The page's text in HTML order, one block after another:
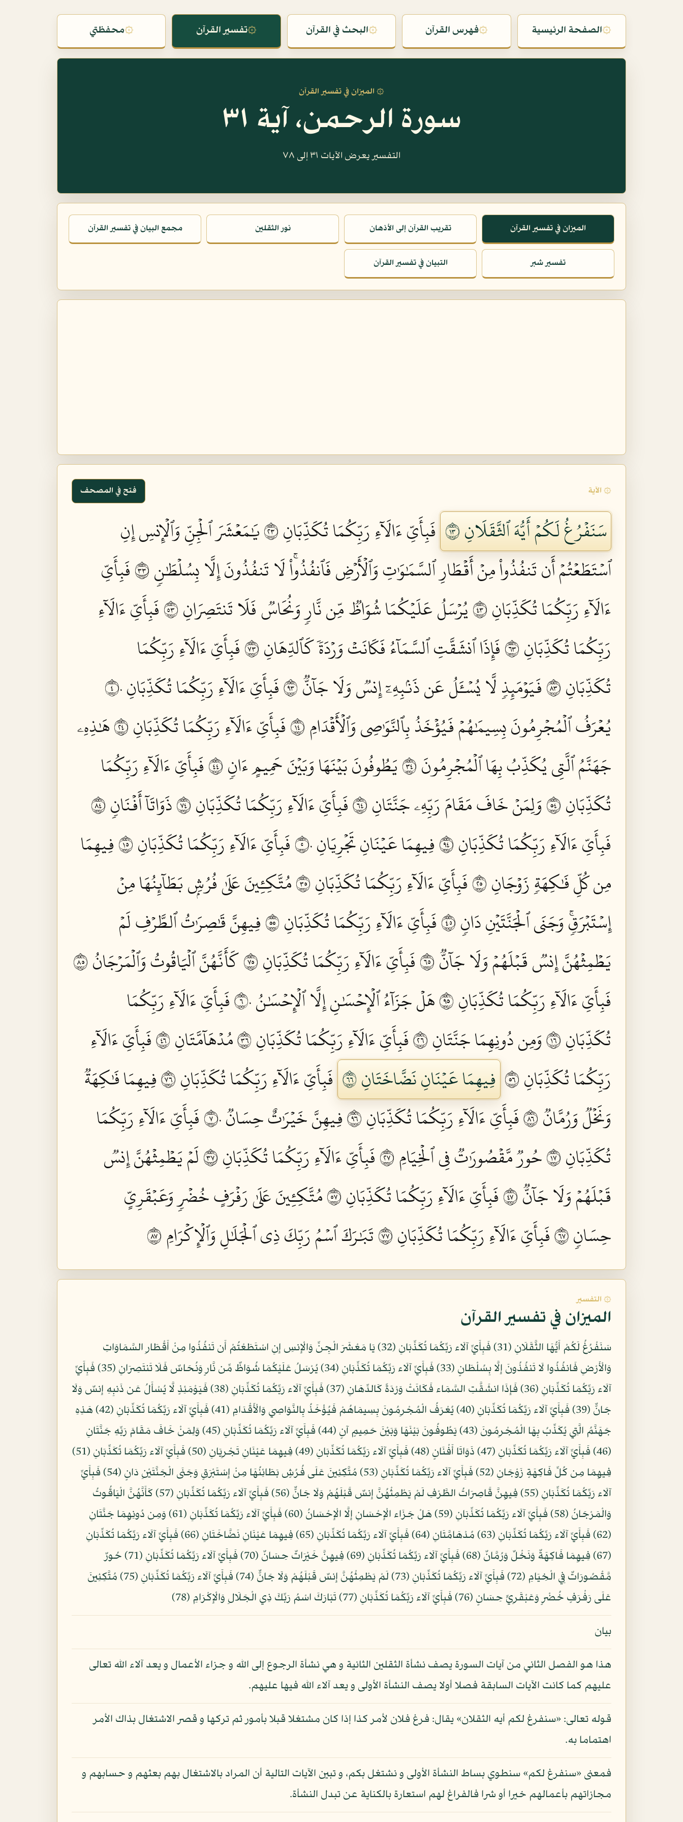
۞الصفحة الرئيسية ۞فهرس القرآن ۞البحث في القرآن ۞تفسير القرآن ۞محفظتي
۞ الميزان في تفسير القرآن
سورة الرحمن، آية ٣١
التفسير يعرض الآيات ٣١ إلى ٧٨
الميزان في تفسير القرآن تقريب القرآن إلى الأذهان نور الثقلين مجمع البيان في تفسير القرآن
تفسير شبر التبيان في تفسير القرآن
۞ الآية فتح في المصحف
سَنَفۡرُغُ لَكُمۡ أَيُّهَ ٱلثَّقَلَانِ ٣١ فَبِأَيِّ ءَالَآءِ رَبِّكُمَا تُكَذِّبَانِ ٣٢
يَٰمَعۡشَرَ ٱلۡجِنِّ وَٱلۡإِنسِ إِنِ
ٱسۡتَطَعۡتُمۡ أَن تَنفُذُواْ مِنۡ أَقۡطَارِ ٱلسَّمَٰوَٰتِ وَٱلۡأَرۡضِ فَٱنفُذُواْۚ لَا تَنفُذُونَ إِلَّا بِسُلۡطَٰنٖ ٣٣
فَبِأَيِّ
ءَالَآءِ رَبِّكُمَا تُكَذِّبَانِ ٣٤
يُرۡسَلُ عَلَيۡكُمَا شُوَاظٞ مِّن نَّارٖ وَنُحَاسٞ فَلَا تَنتَصِرَانِ ٣٥
فَبِأَيِّ ءَالَآءِ
رَبِّكُمَا تُكَذِّبَانِ ٣٦
فَإِذَا ٱنشَقَّتِ ٱلسَّمَآءُ فَكَانَتۡ وَرۡدَةٗ كَٱلدِّهَانِ ٣٧
فَبِأَيِّ ءَالَآءِ رَبِّكُمَا
تُكَذِّبَانِ ٣٨
فَيَوۡمَئِذٖ لَّا يُسۡـَٔلُ عَن ذَنۢبِهِۦٓ إِنسٞ وَلَا جَآنّٞ ٣٩
فَبِأَيِّ ءَالَآءِ رَبِّكُمَا تُكَذِّبَانِ ٤٠
يُعۡرَفُ ٱلۡمُجۡرِمُونَ بِسِيمَٰهُمۡ فَيُؤۡخَذُ بِٱلنَّوَٰصِي وَٱلۡأَقۡدَامِ ٤١
فَبِأَيِّ ءَالَآءِ رَبِّكُمَا تُكَذِّبَانِ ٤٢
هَٰذِهِۦ
جَهَنَّمُ ٱلَّتِي يُكَذِّبُ بِهَا ٱلۡمُجۡرِمُونَ ٤٣
يَطُوفُونَ بَيۡنَهَا وَبَيۡنَ حَمِيمٍ ءَانٖ ٤٤
فَبِأَيِّ ءَالَآءِ رَبِّكُمَا
تُكَذِّبَانِ ٤٥
وَلِمَنۡ خَافَ مَقَامَ رَبِّهِۦ جَنَّتَانِ ٤٦ فَبِأَيِّ ءَالَآءِ رَبِّكُمَا تُكَذِّبَانِ ٤٧
ذَوَاتَآ أَفۡنَانٖ ٤٨
فَبِأَيِّ ءَالَآءِ رَبِّكُمَا تُكَذِّبَانِ ٤٩
فِيهِمَا عَيۡنَانِ تَجۡرِيَانِ ٥٠ فَبِأَيِّ ءَالَآءِ رَبِّكُمَا تُكَذِّبَانِ ٥١
فِيهِمَا
مِن كُلِّ فَٰكِهَةٖ زَوۡجَانِ ٥٢
فَبِأَيِّ ءَالَآءِ رَبِّكُمَا تُكَذِّبَانِ ٥٣
مُتَّكِـِٔينَ عَلَىٰ فُرُشِۭ بَطَآئِنُهَا مِنۡ
إِسۡتَبۡرَقٖۚ وَجَنَى ٱلۡجَنَّتَيۡنِ دَانٖ ٥٤
فَبِأَيِّ ءَالَآءِ رَبِّكُمَا تُكَذِّبَانِ ٥٥
فِيهِنَّ قَٰصِرَٰتُ ٱلطَّرۡفِ لَمۡ
يَطۡمِثۡهُنَّ إِنسٞ قَبۡلَهُمۡ وَلَا جَآنّٞ ٥٦
فَبِأَيِّ ءَالَآءِ رَبِّكُمَا تُكَذِّبَانِ ٥٧
كَأَنَّهُنَّ ٱلۡيَاقُوتُ وَٱلۡمَرۡجَانُ ٥٨
فَبِأَيِّ ءَالَآءِ رَبِّكُمَا تُكَذِّبَانِ ٥٩
هَلۡ جَزَآءُ ٱلۡإِحۡسَٰنِ إِلَّا ٱلۡإِحۡسَٰنُ ٦٠
فَبِأَيِّ ءَالَآءِ رَبِّكُمَا
تُكَذِّبَانِ ٦١
وَمِن دُونِهِمَا جَنَّتَانِ ٦٢ فَبِأَيِّ ءَالَآءِ رَبِّكُمَا تُكَذِّبَانِ ٦٣ مُدۡهَآمَّتَانِ ٦٤
فَبِأَيِّ ءَالَآءِ
رَبِّكُمَا تُكَذِّبَانِ ٦٥
فِيهِمَا عَيۡنَانِ نَضَّاخَتَانِ ٦٦ فَبِأَيِّ ءَالَآءِ رَبِّكُمَا تُكَذِّبَانِ ٦٧
فِيهِمَا فَٰكِهَةٞ
وَنَخۡلٞ وَرُمَّانٞ ٦٨
فَبِأَيِّ ءَالَآءِ رَبِّكُمَا تُكَذِّبَانِ ٦٩ فِيهِنَّ خَيۡرَٰتٌ حِسَانٞ ٧٠
فَبِأَيِّ ءَالَآءِ رَبِّكُمَا
تُكَذِّبَانِ ٧١
حُورٞ مَّقۡصُورَٰتٞ فِي ٱلۡخِيَامِ ٧٢ فَبِأَيِّ ءَالَآءِ رَبِّكُمَا تُكَذِّبَانِ ٧٣
لَمۡ يَطۡمِثۡهُنَّ إِنسٞ
قَبۡلَهُمۡ وَلَا جَآنّٞ ٧٤
فَبِأَيِّ ءَالَآءِ رَبِّكُمَا تُكَذِّبَانِ ٧٥
مُتَّكِـِٔينَ عَلَىٰ رَفۡرَفٍ خُضۡرٖ وَعَبۡقَرِيٍّ
حِسَانٖ ٧٦
فَبِأَيِّ ءَالَآءِ رَبِّكُمَا تُكَذِّبَانِ ٧٧ تَبَٰرَكَ ٱسۡمُ رَبِّكَ ذِي ٱلۡجَلَٰلِ وَٱلۡإِكۡرَامِ ٧٨
۞ التفسير
الميزان في تفسير القرآن
سَنَفْرُغُ لَكُمْ أَيُّهَا الثَّقَلَانِ (31) فَبِأَيِّ آلَاء رَبِّكُمَا تُكَذِّبَانِ (32) يَا مَعْشَرَ الْجِنِّ وَالْإِنسِ إِنِ اسْتَطَعْتُمْ أَن تَنفُذُوا مِنْ أَقْطَارِ السَّمَاوَاتِ
وَالْأَرْضِ فَانفُذُوا لَا تَنفُذُونَ إِلَّا بِسُلْطَانٍ (33) فَبِأَيِّ آلَاء رَبِّكُمَا تُكَذِّبَانِ (34) يُرْسَلُ عَلَيْكُمَا شُوَاظٌ مِّن نَّارٍ وَنُحَاسٌ فَلَا تَنتَصِرَانِ (35) فَبِأَيِّ
آلَاء رَبِّكُمَا تُكَذِّبَانِ (36) فَإِذَا انشَقَّتِ السَّمَاء فَكَانَتْ وَرْدَةً كَالدِّهَانِ (37) فَبِأَيِّ آلَاء رَبِّكُمَا تُكَذِّبَانِ (38) فَيَوْمَئِذٍ لَّا يُسْأَلُ عَن ذَنبِهِ إِنسٌ وَلَا
جَانٌّ (39) فَبِأَيِّ آلَاء رَبِّكُمَا تُكَذِّبَانِ (40) يُعْرَفُ الْمُجْرِمُونَ بِسِيمَاهُمْ فَيُؤْخَذُ بِالنَّوَاصِي وَالْأَقْدَامِ (41) فَبِأَيِّ آلَاء رَبِّكُمَا تُكَذِّبَانِ (42) هَذِهِ
جَهَنَّمُ الَّتِي يُكَذِّبُ بِهَا الْمُجْرِمُونَ (43) يَطُوفُونَ بَيْنَهَا وَبَيْنَ حَمِيمٍ آنٍ (44) فَبِأَيِّ آلَاء رَبِّكُمَا تُكَذِّبَانِ (45) وَلِمَنْ خَافَ مَقَامَ رَبِّهِ جَنَّتَانِ
(46) فَبِأَيِّ آلَاء رَبِّكُمَا تُكَذِّبَانِ (47) ذَوَاتَا أَفْنَانٍ (48) فَبِأَيِّ آلَاء رَبِّكُمَا تُكَذِّبَانِ (49) فِيهِمَا عَيْنَانِ تَجْرِيَانِ (50) فَبِأَيِّ آلَاء رَبِّكُمَا تُكَذِّبَانِ (51)
فِيهِمَا مِن كُلِّ فَاكِهَةٍ زَوْجَانِ (52) فَبِأَيِّ آلَاء رَبِّكُمَا تُكَذِّبَانِ (53) مُتَّكِئِينَ عَلَى فُرُشٍ بَطَائِنُهَا مِنْ إِسْتَبْرَقٍ وَجَنَى الْجَنَّتَيْنِ دَانٍ (54) فَبِأَيِّ
آلَاء رَبِّكُمَا تُكَذِّبَانِ (55) فِيهِنَّ قَاصِرَاتُ الطَّرْفِ لَمْ يَطْمِثْهُنَّ إِنسٌ قَبْلَهُمْ وَلَا جَانٌّ (56) فَبِأَيِّ آلَاء رَبِّكُمَا تُكَذِّبَانِ (57) كَأَنَّهُنَّ الْيَاقُوتُ
وَالْمَرْجَانُ (58) فَبِأَيِّ آلَاء رَبِّكُمَا تُكَذِّبَانِ (59) هَلْ جَزَاء الْإِحْسَانِ إِلَّا الْإِحْسَانُ (60) فَبِأَيِّ آلَاء رَبِّكُمَا تُكَذِّبَانِ (61) وَمِن دُونِهِمَا جَنَّتَانِ
(62) فَبِأَيِّ آلَاء رَبِّكُمَا تُكَذِّبَانِ (63) مُدْهَامَّتَانِ (64) فَبِأَيِّ آلَاء رَبِّكُمَا تُكَذِّبَانِ (65) فِيهِمَا عَيْنَانِ نَضَّاخَتَانِ (66) فَبِأَيِّ آلَاء رَبِّكُمَا تُكَذِّبَانِ
(67) فِيهِمَا فَاكِهَةٌ وَنَخْلٌ وَرُمَّانٌ (68) فَبِأَيِّ آلَاء رَبِّكُمَا تُكَذِّبَانِ (69) فِيهِنَّ خَيْرَاتٌ حِسَانٌ (70) فَبِأَيِّ آلَاء رَبِّكُمَا تُكَذِّبَانِ (71) حُورٌ
مَّقْصُورَاتٌ فِي الْخِيَامِ (72) فَبِأَيِّ آلَاء رَبِّكُمَا تُكَذِّبَانِ (73) لَمْ يَطْمِثْهُنَّ إِنسٌ قَبْلَهُمْ وَلَا جَانٌّ (74) فَبِأَيِّ آلَاء رَبِّكُمَا تُكَذِّبَانِ (75) مُتَّكِئِينَ
عَلَى رَفْرَفٍ خُضْرٍ وَعَبْقَرِيٍّ حِسَانٍ (76) فَبِأَيِّ آلَاء رَبِّكُمَا تُكَذِّبَانِ (77) تَبَارَكَ اسْمُ رَبِّكَ ذِي الْجَلَالِ وَالْإِكْرَامِ (78)
بيان
هذا هو الفصل الثاني من آيات السورة يصف نشأة الثقلين الثانية و هي نشأة الرجوع إلى الله و جزاء الأعمال و يعد آلاء الله تعالى
عليهم كما كانت الآيات السابقة فصلا أولا يصف النشأة الأولى و يعد آلاء الله فيها عليهم.
قوله تعالى: «سنفرغ لكم أيه الثقلان» يقال: فرغ فلان لأمر كذا إذا كان مشتغلا قبلا بأمور ثم تركها و قصر الاشتغال بذاك الأمر
اهتماما به.
فمعنى «سنفرغ لكم» سنطوي بساط النشأة الأولى و نشتغل بكم، و تبين الآيات التالية أن المراد بالاشتغال بهم بعثهم و حسابهم و
مجازاتهم بأعمالهم خيرا أو شرا فالفراغ لهم استعارة بالكناية عن تبدل النشأة.